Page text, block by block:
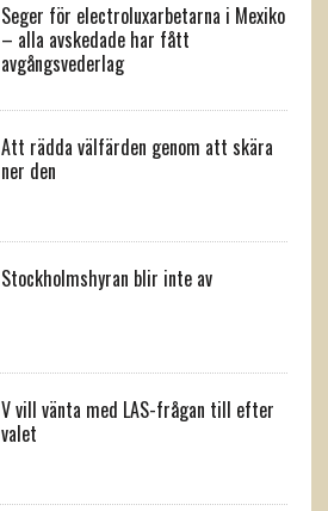
Seger för electroluxarbetarna i Mexiko
– alla avskedade har fått
avgångsvederlag
Att rädda välfärden genom att skära
ner den
Stockholmshyran blir inte av
V vill vänta med LAS-frågan till efter
valet